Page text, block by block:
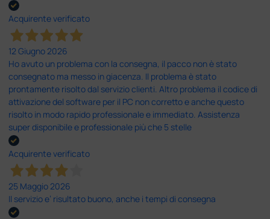
Acquirente verificato
12 Giugno 2026
Ho avuto un problema con la consegna, il pacco non è stato
consegnato ma messo in giacenza. Il problema è stato
prontamente risolto dal servizio clienti. Altro problema il codice di
attivazione del software per il PC non corretto e anche questo
risolto in modo rapido professionale e immediato. Assistenza
super disponibile e professionale più che 5 stelle
Acquirente verificato
25 Maggio 2026
Il servizio e’ risultato buono, anche i tempi di consegna